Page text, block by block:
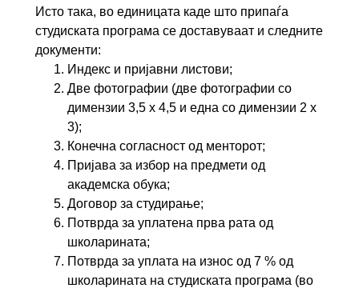
Исто така, во единицата каде што припаѓа
студиската програма се доставуваат и следните
документи:
Индекс и пријавни листови;
Две фотографии (две фотографии со
димензии 3,5 х 4,5 и една со димензии 2 х
3);
Конечна согласност од менторот;
Пријава за избор на предмети од
академска обука;
Договор за студирање;
Потврда за уплатена прва рата од
школарината;
Потврда за уплата на износ од 7 % од
школарината на студиската програма (во